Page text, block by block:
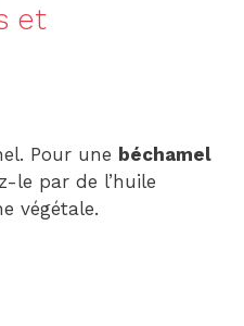
et
Pour une béchamel
le par de l’huile
végétale.